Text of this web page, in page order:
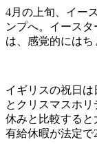
4月の上旬、イー
ンプへ。イース
は、感覚的にはち
イギリスの祝日
とクリスマスホ
休みと比較すると
有給休暇が法定で